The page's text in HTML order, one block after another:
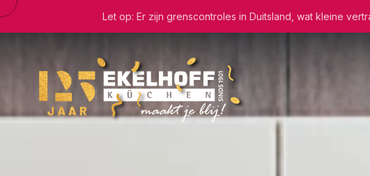
Let op: Er zijn grenscontroles in Duitsland, wat kleine